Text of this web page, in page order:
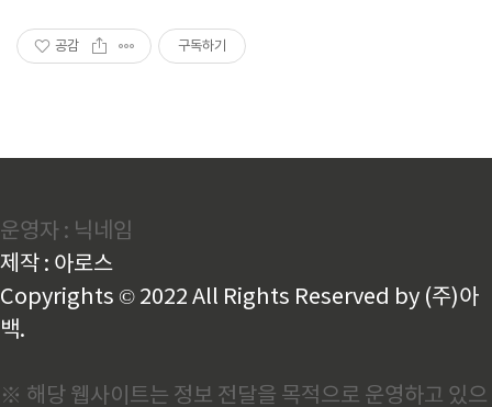
공감 구독하기
운영자 : 닉네임
제작 : 아로스
Copyrights © 2022 All Rights Reserved by (주)아
백.
※ 해당 웹사이트는 정보 전달을 목적으로 운영하고 있으